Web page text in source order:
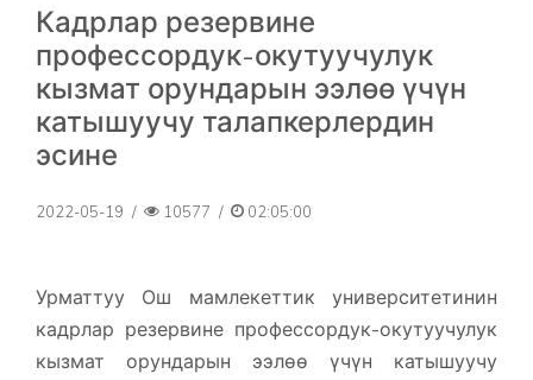
Кадрлар резервине
профессордук-окутуучулук
кызмат орундарын ээлөө үчүн
катышуучу талапкерлердин
эсине
2022-05-19 / 10577 / 02:05:00
Урматтуу Ош мамлекеттик университетинин
кадрлар резервине профессордук-окутуучулук
кызмат орундарын ээлөө үчүн катышуучу